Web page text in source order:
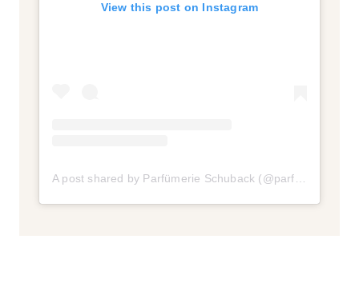
View this post on Instagram
A post shared by Parfümerie Schuback (@parfuemerieschuback)